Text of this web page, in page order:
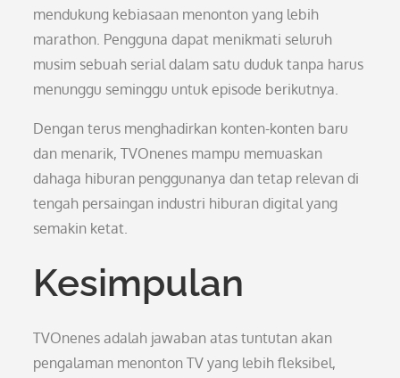
mendukung kebiasaan menonton yang lebih
marathon. Pengguna dapat menikmati seluruh
musim sebuah serial dalam satu duduk tanpa harus
menunggu seminggu untuk episode berikutnya.
Dengan terus menghadirkan konten-konten baru
dan menarik, TVOnenes mampu memuaskan
dahaga hiburan penggunanya dan tetap relevan di
tengah persaingan industri hiburan digital yang
semakin ketat.
Kesimpulan
TVOnenes adalah jawaban atas tuntutan akan
pengalaman menonton TV yang lebih fleksibel,